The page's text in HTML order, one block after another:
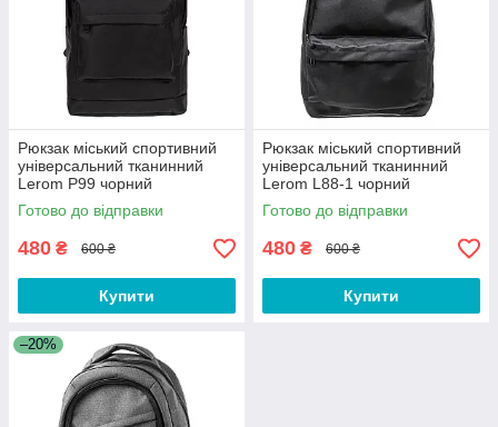
Рюкзак міський спортивний
універсальний тканинний
Lerom P99 чорний
Готово до відправки
480 ₴ 600 ₴
Купити
Рюкзак міський спортивний
універсальний тканинний
Lerom L88-1 чорний
Готово до відправки
480 ₴ 600 ₴
Купити
–20%